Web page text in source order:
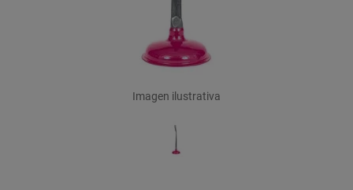
Imagen ilustrativa